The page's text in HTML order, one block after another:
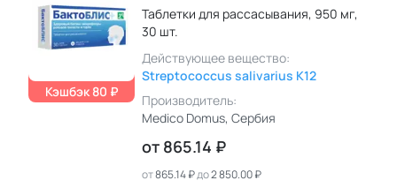
Кэшбэк 80 ₽
Таблетки для рассасывания, 950 мг,
30 шт.
Действующее вещество:
Streptococcus salivarius K12
Производитель:
Medico Domus, Сербия
от 865.14 ₽
от865.14 ₽до2 850.00 ₽